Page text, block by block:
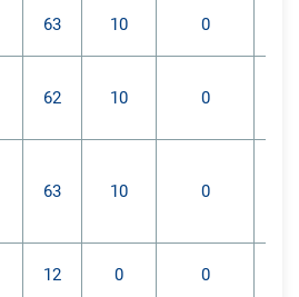
63 10 0
62 10 0
63 10 0
12 0 0